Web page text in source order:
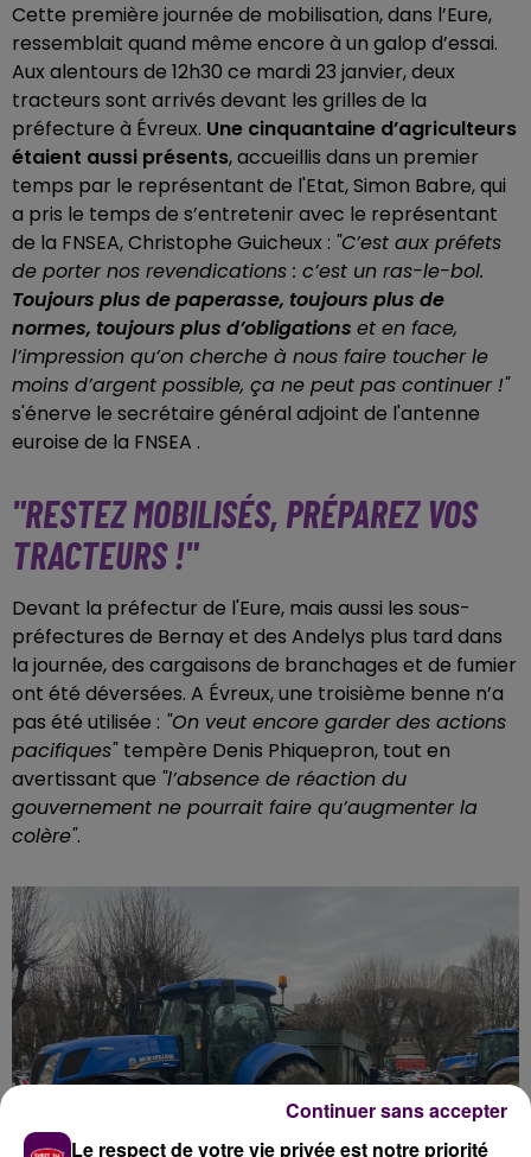
Cette première journée de mobilisation, dans l’Eure,
ressemblait quand même encore à un galop d’essai.
Aux alentours de 12h30 ce mardi 23 janvier, deux
tracteurs sont arrivés devant les grilles de la
préfecture à Évreux. Une cinquantaine d’agriculteurs
étaient aussi présents, accueillis dans un premier
temps par le représentant de l'Etat, Simon Babre, qui
a pris le temps de s’entretenir avec le représentant
de la FNSEA, Christophe Guicheux : "C’est aux préfets
de porter nos revendications : c’est un ras-le-bol.
Toujours plus de paperasse, toujours plus de
normes, toujours plus d’obligations et en face,
l’impression qu’on cherche à nous faire toucher le
moins d’argent possible, ça ne peut pas continuer !"
s'énerve le secrétaire général adjoint de l'antenne
euroise de la FNSEA .
"RESTEZ MOBILISÉS, PRÉPAREZ VOS
TRACTEURS !"
Devant la préfectur de l'Eure, mais aussi les sous-
préfectures de Bernay et des Andelys plus tard dans
la journée, des cargaisons de branchages et de fumier
ont été déversées. A Évreux, une troisième benne n’a
pas été utilisée : "On veut encore garder des actions
pacifiques" tempère Denis Phiquepron, tout en
avertissant que "l’absence de réaction du
gouvernement ne pourrait faire qu’augmenter la
colère".
Le respect de votre vie privée est notre priorité
Continuer sans accepter